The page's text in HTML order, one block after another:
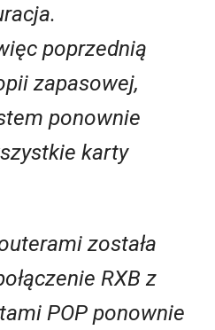
poprzednią
zapasowej,
ponownie
karty
została
RXB z
POP ponownie